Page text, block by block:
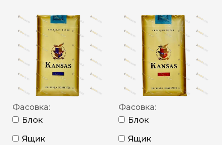
Фасовка:
Блок
Ящик
Фасовка:
Блок
Ящик